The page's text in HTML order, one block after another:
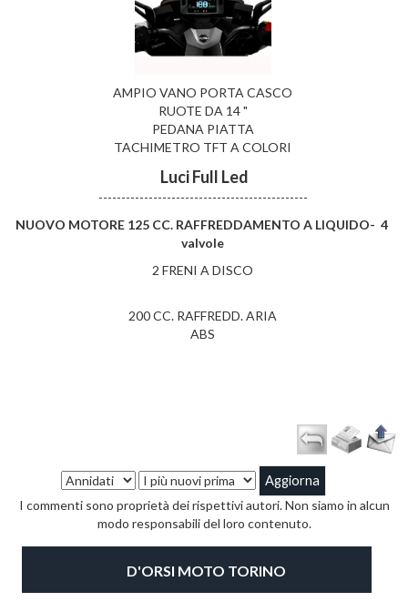
AMPIO VANO PORTA CASCO
RUOTE DA 14 "
PEDANA PIATTA
TACHIMETRO TFT A COLORI
Luci Full Led
----------------------------------------------
NUOVO MOTORE 125 CC. RAFFREDDAMENTO A LIQUIDO- 4
valvole
​2 FRENI A DISCO
​200 CC. RAFFREDD. ARIA
ABS
I commenti sono proprietà dei rispettivi autori. Non siamo in alcun
modo responsabili del loro contenuto.
D'ORSI MOTO TORINO